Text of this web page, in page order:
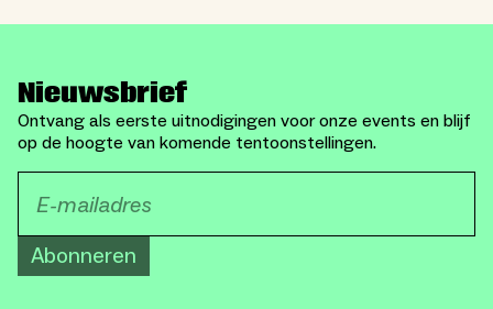
Nieuwsbrief
Ontvang als eerste uitnodigingen voor onze events en blijf
op de hoogte van komende tentoonstellingen.
Abonneren